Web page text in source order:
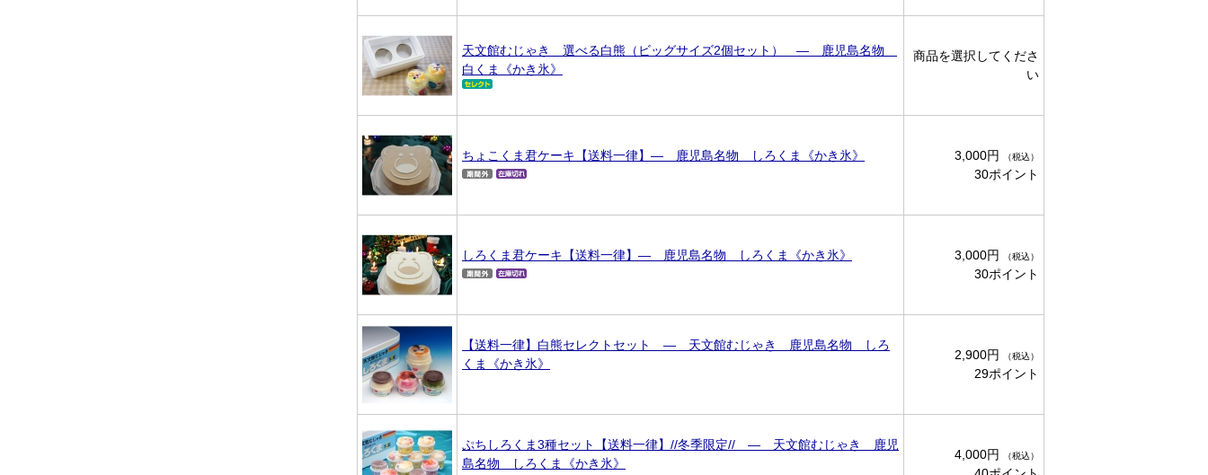
天文館むじゃき 選べる白熊（ビッグサイズ2個セット） ― 鹿児島名物
白くま《かき氷》
商品を選択してくださ
い
ちょこくま君ケーキ【送料一律】― 鹿児島名物 しろくま《かき氷》 3,000円 （税込）
30ポイント
しろくま君ケーキ【送料一律】― 鹿児島名物 しろくま《かき氷》 3,000円 （税込）
30ポイント
【送料一律】白熊セレクトセット ― 天文館むじゃき 鹿児島名物 しろ
くま《かき氷》
2,900円 （税込）
29ポイント
ぷちしろくま3種セット【送料一律】//冬季限定// ― 天文館むじゃき 鹿児
島名物 しろくま《かき氷》
4,000円 （税込）